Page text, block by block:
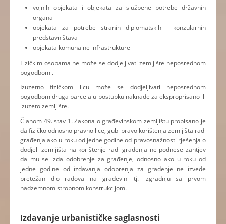
vojnih objekata i objekata za službene potrebe državnih
organa
objekata za potrebe stranih diplomatskih i konzularnih
predstavništava
objekata komunalne infrastrukture
Fizičkim osobama ne može se dodjeljivati zemljište neposrednom
pogodbom .
Izuzetno fizičkom licu može se dodjeljivati neposrednom
pogodbom druga parcela u postupku naknade za eksproprisano ili
izuzeto zemljište.
Članom 49. stav 1. Zakona o građevinskom zemljištu propisano je
da fizičko odnosno pravno lice, gubi pravo korištenja zemljišta radi
građenja ako u roku od jedne godine od pravosnažnosti rješenja o
dodjeli zemljišta na korištenje radi građenja ne podnese zahtjev
da mu se izda odobrenje za građenje, odnosno ako u roku od
jedne godine od izdavanja odobrenja za građenje ne izvede
pretežan dio radova na građevini tj. izgradnju sa prvom
nadzemnom stropnom konstrukcijom.
Izdavanje urbanističke saglasnosti